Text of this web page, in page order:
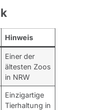
Hinweis
Einer der
ältesten Zoos
in NRW
Einzigartige
Tierhaltung in